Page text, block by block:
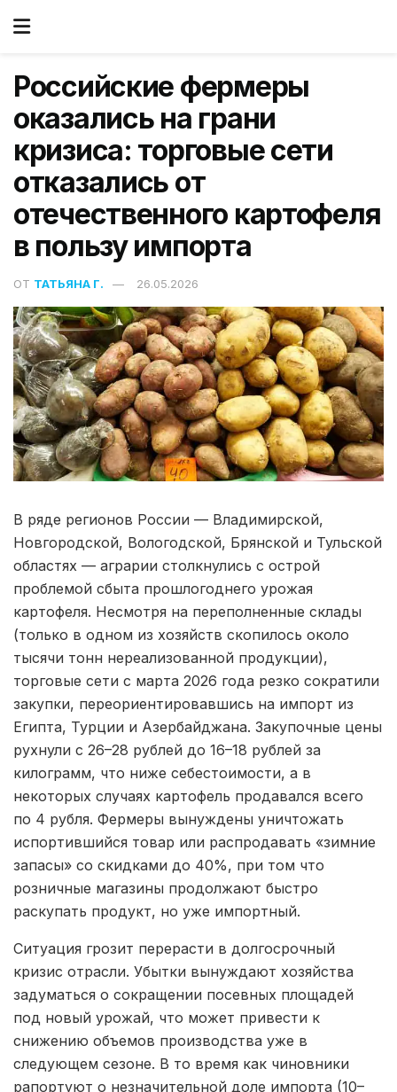
Российские фермеры
оказались на грани
кризиса: торговые сети
отказались от
отечественного картофеля
в пользу импорта
ОТ ТАТЬЯНА Г. 26.05.2026
В ряде регионов России — Владимирской,
Новгородской, Вологодской, Брянской и Тульской
областях — аграрии столкнулись с острой
проблемой сбыта прошлогоднего урожая
картофеля. Несмотря на переполненные склады
(только в одном из хозяйств скопилось около
тысячи тонн нереализованной продукции),
торговые сети с марта 2026 года резко сократили
закупки, переориентировавшись на импорт из
Египта, Турции и Азербайджана. Закупочные цены
рухнули с 26–28 рублей до 16–18 рублей за
килограмм, что ниже себестоимости, а в
некоторых случаях картофель продавался всего
по 4 рубля. Фермеры вынуждены уничтожать
испортившийся товар или распродавать «зимние
запасы» со скидками до 40%, при том что
розничные магазины продолжают быстро
раскупать продукт, но уже импортный.
Ситуация грозит перерасти в долгосрочный
кризис отрасли. Убытки вынуждают хозяйства
задуматься о сокращении посевных площадей
под новый урожай, что может привести к
снижению объемов производства уже в
следующем сезоне. В то время как чиновники
рапортуют о незначительной доле импорта (10–